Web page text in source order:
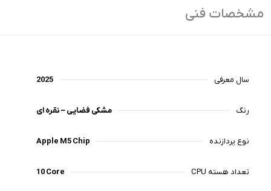
طراحی سبک، باریک و حرفه‌ای
باتری قدرتمند دستگاه با شارژدهی کامل در طول روز ، و
کامپکت و پشتیبانی از انواع آداپتورهای 20 تا 60 وات ، در کارهای
سنگین روزمره همواره آماده و در دسترس کاربر می باشد.
با توسعه قابلیت های هوش مصنوعی
Apple Intelligence
شده است. از قابلیت‌هایی چونImage Wand برای تبدیل
مشخصات فنی
سال معرفی 2025
رنگ‌ مشکی فضایی – نقره ای
نوع پردازنده Apple M5 Chip
تعداد هسته CPU 10 Core